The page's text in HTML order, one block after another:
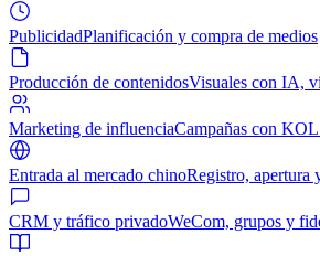
PublicidadPlanificación y compra de medios
Producción de contenidosVisuales con IA,
Marketing de influenciaCampañas con
Entrada al mercado chinoRegistro, apertura
CRM y tráfico privadoWeCom, grupos y